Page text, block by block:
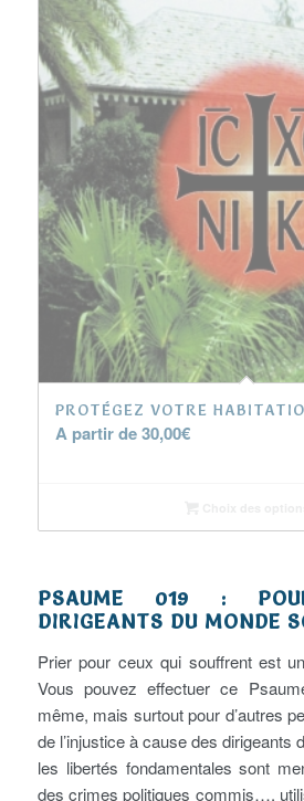
PROTÉGEZ VOTRE
A partir de30,00€
PSAUME 019 :
DIRIGEANTS DU MONDE
Prier pour ceux qui souffrent est
Vous pouvez effectuer ce
même, mais surtout pour d’autres
de l’injustice à cause des dirigeants
les libertés fondamentales sont
des crimes politiques commis…,